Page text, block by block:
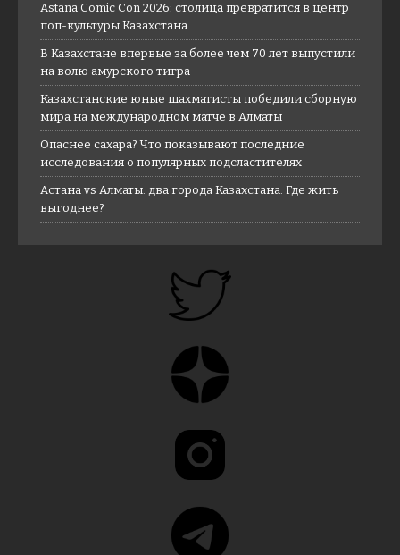
Astana Comic Con 2026: столица превратится в центр
поп-культуры Казахстана
В Казахстане впервые за более чем 70 лет выпустили
на волю амурского тигра
Казахстанские юные шахматисты победили сборную
мира на международном матче в Алматы
Опаснее сахара? Что показывают последние
исследования о популярных подсластителях
Астана vs Алматы: два города Казахстана. Где жить
выгоднее?